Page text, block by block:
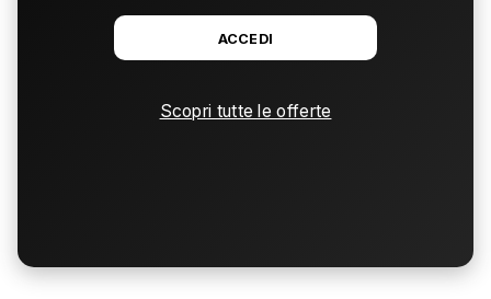
ACCEDI
Scopri tutte le offerte